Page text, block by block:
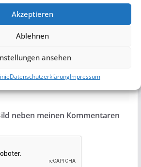
Akzeptieren
Ablehnen
ansehen
DatenschutzerklärungImpressum
neben meinen Kommentaren